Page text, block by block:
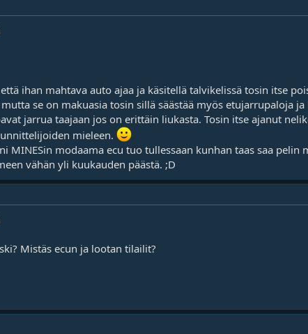
ihan mahtava auto ajaa ja käsitellä talvikelissä tosin itse
se on makuasia tosin sillä säästää myös etujarrupaloja
jarrua taajaan jos on erittäin liukasta. Tosin itse ajanut
mieleen.
MINESin modaama ecu tuo tullessaan kunhan taas saa pelin
vähän yli kuukauden päästä. ;D
Mistäs ecun ja lootan tilailit?